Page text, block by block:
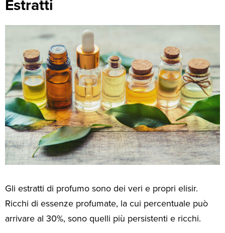
Estratti
Gli estratti di profumo sono dei veri e propri elisir.
Ricchi di essenze profumate, la cui percentuale può
arrivare al 30%, sono quelli più persistenti e ricchi.